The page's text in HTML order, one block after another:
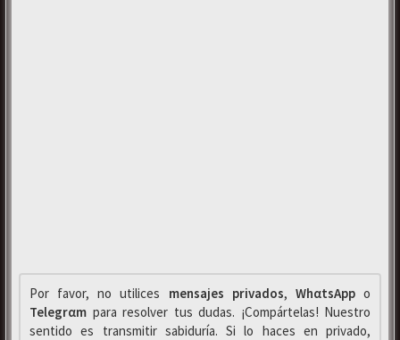
Por favor, no utilices mensajes privados, WhαtsAppo
Telegrαm para resolver tus dudas. ¡Compártelas! Nuestro
sentido es transmitir sabiduría. Si lo haces en privado,